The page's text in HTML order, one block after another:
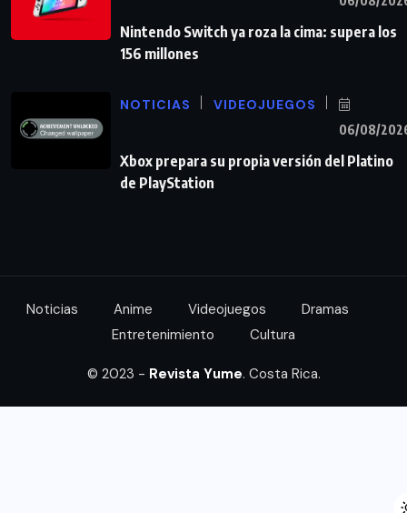
Nintendo Switch ya roza la cima: supera los
156 millones
NOTICIAS VIDEOJUEGOS
06/08/
Xbox prepara su propia versión del Platino
de PlayStation
Noticias Anime Videojuegos
Dramas
Entretenimiento
Cultura
© 2023 - Revista Yume. Costa Rica.